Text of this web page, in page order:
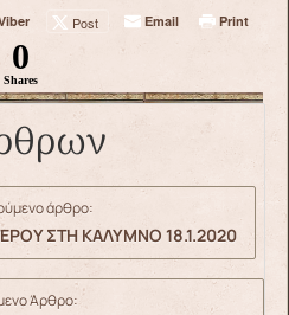
Post Email Print
0
Shares
άρθρο:
ΣΤΗ ΚΑΛΥΜΝΟ 18.1.2020
Άρθρο: